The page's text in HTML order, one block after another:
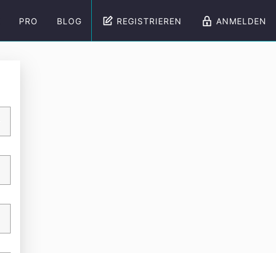
PRO BLOG REGISTRIEREN ANMELDEN